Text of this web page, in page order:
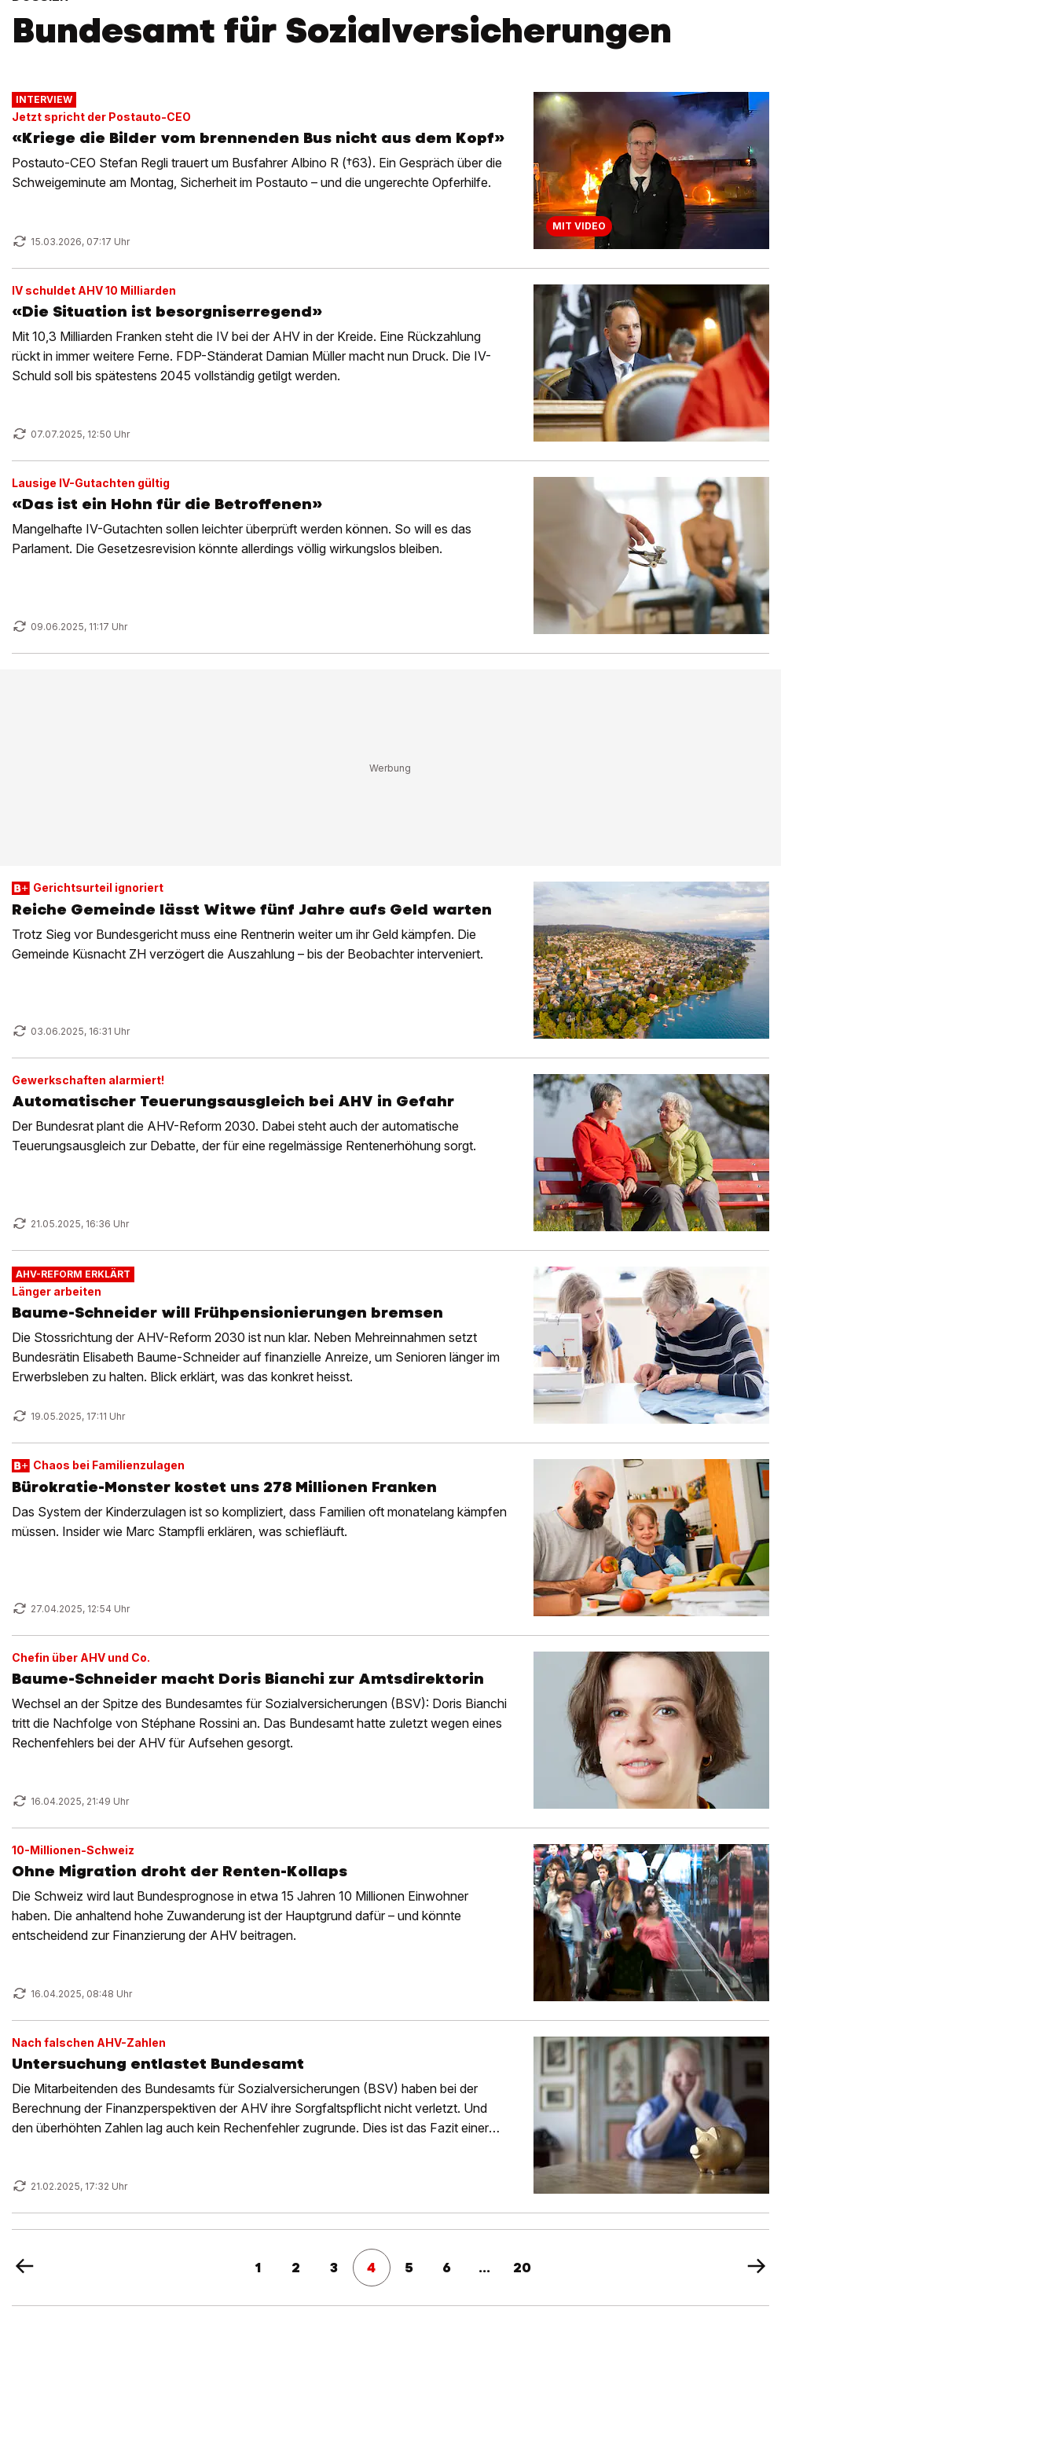
Bundesamt für Sozialversicherungen
INTERVIEW
Jetzt spricht der Postauto-CEO
«Kriege die Bilder vom brennenden Bus nicht aus dem Kopf»
Postauto-CEO Stefan Regli trauert um Busfahrer Albino R (†63). Ein Gespräch über die
Schweigeminute am Montag, Sicherheit im Postauto – und die ungerechte Opferhilfe.
15.03.2026, 07:17 Uhr
MIT VIDEO
IV schuldet AHV 10 Milliarden
«Die Situation ist besorgniserregend»
Mit 10,3 Milliarden Franken steht die IV bei der AHV in der Kreide. Eine Rückzahlung
rückt in immer weitere Ferne. FDP-Ständerat Damian Müller macht nun Druck. Die IV-
Schuld soll bis spätestens 2045 vollständig getilgt werden.
07.07.2025, 12:50 Uhr
Lausige IV-Gutachten gültig
«Das ist ein Hohn für die Betroffenen»
Mangelhafte IV-Gutachten sollen leichter überprüft werden können. So will es das
Parlament. Die Gesetzesrevision könnte allerdings völlig wirkungslos bleiben.
09.06.2025, 11:17 Uhr
Gerichtsurteil ignoriert
Reiche Gemeinde lässt Witwe fünf Jahre aufs Geld warten
Trotz Sieg vor Bundesgericht muss eine Rentnerin weiter um ihr Geld kämpfen. Die
Gemeinde Küsnacht ZH verzögert die Auszahlung – bis der Beobachter interveniert.
03.06.2025, 16:31 Uhr
Gewerkschaften alarmiert!
Automatischer Teuerungsausgleich bei AHV in Gefahr
Der Bundesrat plant die AHV-Reform 2030. Dabei steht auch der automatische
Teuerungsausgleich zur Debatte, der für eine regelmässige Rentenerhöhung sorgt.
21.05.2025, 16:36 Uhr
AHV-REFORM ERKLÄRT
Länger arbeiten
Baume-Schneider will Frühpensionierungen bremsen
Die Stossrichtung der AHV-Reform 2030 ist nun klar. Neben Mehreinnahmen setzt
Bundesrätin Elisabeth Baume-Schneider auf finanzielle Anreize, um Senioren länger im
Erwerbsleben zu halten. Blick erklärt, was das konkret heisst.
19.05.2025, 17:11 Uhr
Chaos bei Familienzulagen
Bürokratie-Monster kostet uns 278 Millionen Franken
Das System der Kinderzulagen ist so kompliziert, dass Familien oft monatelang kämpfen
müssen. Insider wie Marc Stampfli erklären, was schiefläuft.
27.04.2025, 12:54 Uhr
Chefin über AHV und Co.
Baume-Schneider macht Doris Bianchi zur Amtsdirektorin
Wechsel an der Spitze des Bundesamtes für Sozialversicherungen (BSV): Doris Bianchi
tritt die Nachfolge von Stéphane Rossini an. Das Bundesamt hatte zuletzt wegen eines
Rechenfehlers bei der AHV für Aufsehen gesorgt.
16.04.2025, 21:49 Uhr
10-Millionen-Schweiz
Ohne Migration droht der Renten-Kollaps
Die Schweiz wird laut Bundesprognose in etwa 15 Jahren 10 Millionen Einwohner
haben. Die anhaltend hohe Zuwanderung ist der Hauptgrund dafür – und könnte
entscheidend zur Finanzierung der AHV beitragen.
16.04.2025, 08:48 Uhr
Nach falschen AHV-Zahlen
Untersuchung entlastet Bundesamt
Die Mitarbeitenden des Bundesamts für Sozialversicherungen (BSV) haben bei der
Berechnung der Finanzperspektiven der AHV ihre Sorgfaltspflicht nicht verletzt. Und
den überhöhten Zahlen lag auch kein Rechenfehler zugrunde. Dies ist das Fazit einer
21.02.2025, 17:32 Uhr
1 2 3 4 5 6 ... 20